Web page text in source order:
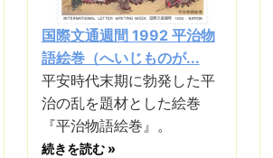
国際文通週間 1992 平治物
語絵巻（へいじものが...
平安時代末期に勃発した平
治の乱を題材とした絵巻
『平治物語絵巻』。
続きを読む »